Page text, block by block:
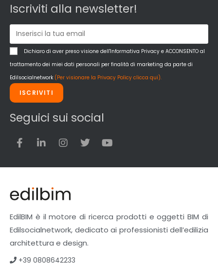
Iscriviti alla newsletter!
Dichiaro di aver preso visione dell'Informativa Privacy e ACCONSENTO al
trattamento dei miei dati personali per finalità di marketing da parte di
Edilsocialnetwork (Per visionare la Privacy Policy clicca qui).
ISCRIVITI
Seguici sui social
EdilBIM è il motore di ricerca prodotti e oggetti BIM di
Edilsocialnetwork, dedicato ai professionisti dell’edilizia
architettura e design.
+39 0808642233